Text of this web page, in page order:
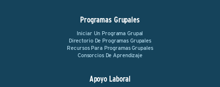
Programas Grupales
Iniciar Un Programa Grupal
Directorio De Programas Grupales
Recursos Para Programas Grupales
Consorcios De Aprendizaje
Apoyo Laboral